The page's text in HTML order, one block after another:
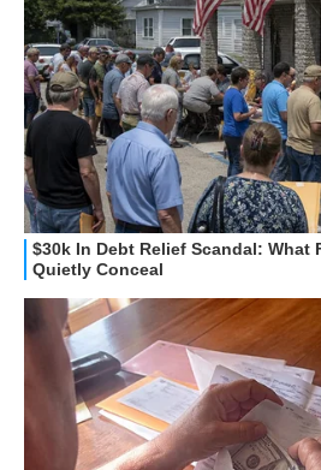
STREAMING E SERIE TV